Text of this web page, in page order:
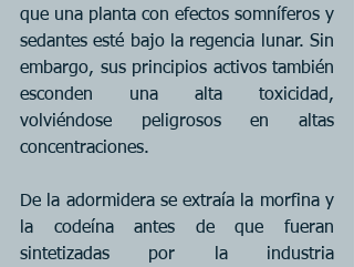
que una planta con efectos somníferos y
sedantes esté bajo la regencia lunar. Sin
embargo, sus principios activos también
esconden una alta toxicidad,
volviéndose peligrosos en altas
concentraciones.
De la adormidera se extraía la morfina y
la codeína antes de que fueran
sintetizadas por la industria